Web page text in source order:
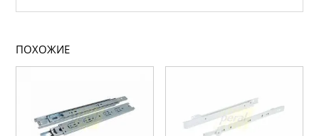
ПОХОЖИЕ